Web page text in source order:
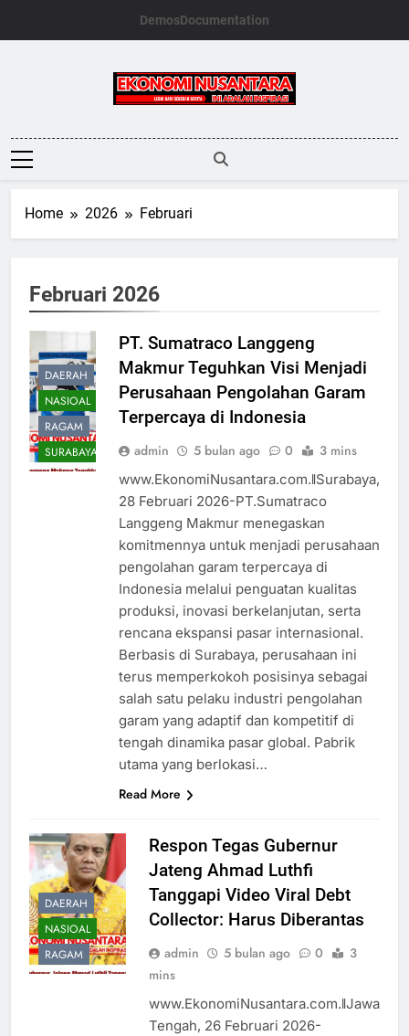
DemosDocumentation
Ekonomi
Nusantara
Home 2026 Februari
Februari 2026
DAERAH
NASIOAL
RAGAM
SURABAYA
PT. Sumatraco Langgeng
Makmur Teguhkan Visi Menjadi
Perusahaan Pengolahan Garam
Terpercaya di Indonesia
admin 5 bulan ago 0 3 mins
www.EkonomiNusantara.com.ǁSurabaya,
28 Februari 2026-PT.Sumatraco
Langgeng Makmur menegaskan
komitmennya untuk menjadi perusahaan
pengolahan garam terpercaya di
Indonesia melalui penguatan kualitas
produksi, inovasi berkelanjutan, serta
rencana ekspansi pasar internasional.
Berbasis di Surabaya, perusahaan ini
terus memperkokoh posisinya sebagai
salah satu pelaku industri pengolahan
garam yang adaptif dan kompetitif di
tengah dinamika pasar global. Pabrik
utama yang berlokasi…
Read More
DAERAH
NASIOAL
RAGAM
Respon Tegas Gubernur
Jateng Ahmad Luthfi
Tanggapi Video Viral Debt
Collector: Harus Diberantas
admin 5 bulan ago 0
3
mins
www.EkonomiNusantara.com.ǁJawa
Tengah, 26 Februari 2026-